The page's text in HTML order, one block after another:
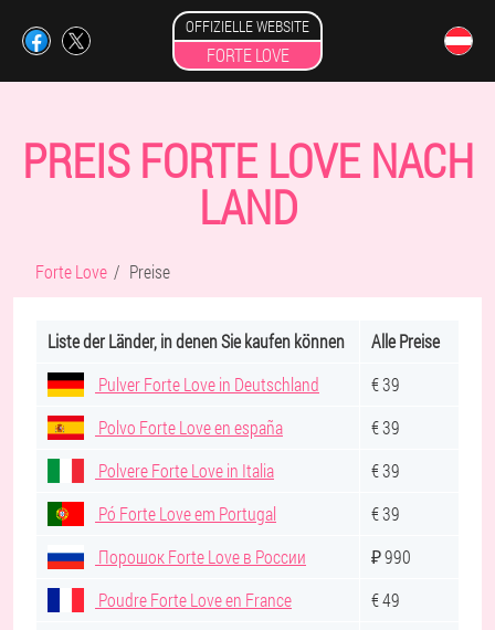
OFFIZIELLE WEBSITE
FORTE LOVE
PREIS FORTE LOVE NACH
LAND
Forte Love Preise
Liste der Länder, in denen Sie kaufen können
Alle Preise
Pulver Forte Love in Deutschland
€ 39
Polvo Forte Love en españa
€ 39
Polvere Forte Love in Italia
€ 39
Pó Forte Love em Portugal
€ 39
Порошок Forte Love в России
₽ 990
Poudre Forte Love en France
€ 49